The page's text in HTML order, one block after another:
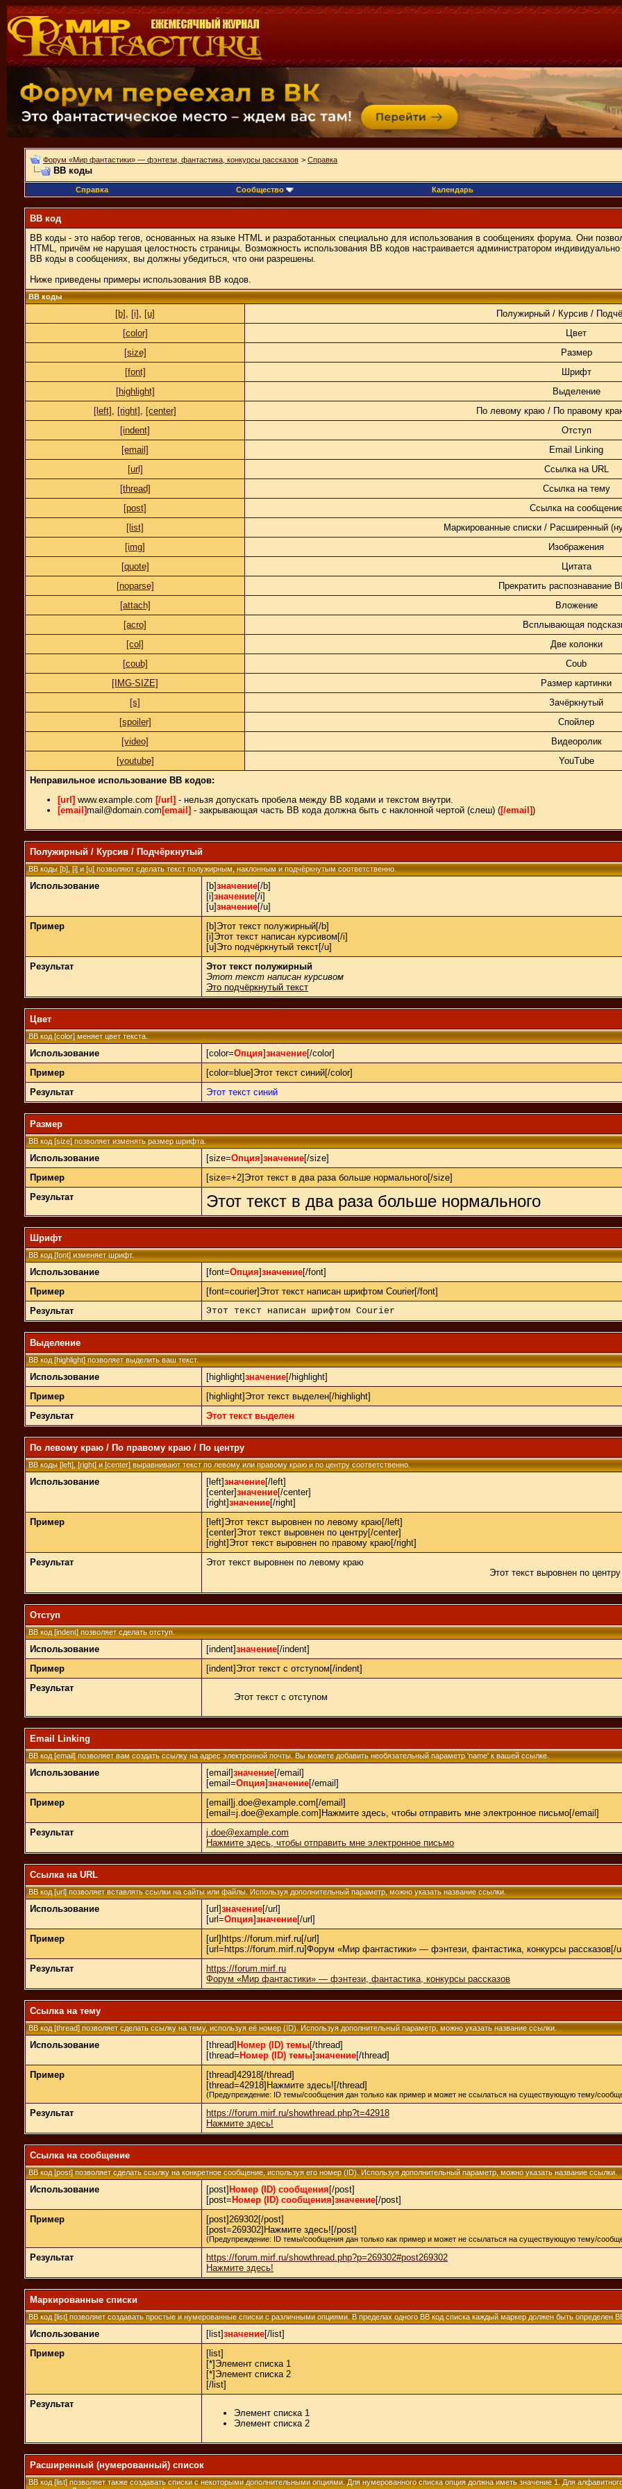
Форум «Мир фантастики» — фэнтези, фантастика, конкурсы рассказов > Справка
BB коды
Справка Сообщество Календарь
BB код
BB коды - это набор тегов, основанных на языке HTML и разработанных специально для использования в сообщениях форума. Они
HTML, причём не нарушая целостность страницы. Возможность использования BB кодов настраивается администратором
BB коды в сообщениях, вы должны убедиться, что они разрешены.
Ниже приведены примеры использования BB кодов.
BB коды
[b] [i] [u]
Полужирный / Курсив /
[color]
Цвет
[size]
Размер
[font]
Шрифт
[highlight]
Выделение
[left]
[right] [center]
По левому краю / По правому
[indent]
Отступ
[email]
Email Linking
[url]
Ссылка на URL
[thread]
Ссылка на тему
[post]
Ссылка на
[list]
Маркированные списки / Расширенный
[img]
Изображения
[quote]
Цитата
[noparse]
Прекратить распознавание
[attach]
Вложение
[acro]
Всплывающая
[col]
Две колонки
[coub]
Coub
[IMG-SIZE]
Размер картинки
[s]
Зачёркнутый
[spoiler]
Спойлер
[video]
Видеоролик
[youtube]
YouTube
Неправильное использование BB кодов:
[url] www.example.com [/url] - нельзя допускать пробела между BB кодами и текстом внутри.
[email]mail@domain.com [email] - закрывающая часть BB кода должна быть с наклонной чертой (слеш) ([/email])
Полужирный / Курсив / Подчёркнутый
BB коды [b], [i] и [u] позволяют сделать текст полужирным, наклонным и подчёркнутым соответственно.
Использование [b]значение[/b]
[i]значение[/i]
[u]значение[/u]
Пример
[b]Этот текст полужирный[/b]
[i]Этот текст написан курсивом[/i]
[u]Это подчёркнутый текст[/u]
Результат
Этот текст полужирный
Этот текст написан курсивом
Это подчёркнутый текст
Цвет
BB код [color] меняет цвет текста.
Использование [color=Опция]значение[/color]
Пример
[color=blue]Этот текст синий[/color]
Результат
Этот текст синий
Размер
BB код [size] позволяет изменять размер шрифта.
Использование [size=Опция]значение[/size]
Пример
[size=+2]Этот текст в два раза больше нормального[/size]
Результат
Этот текст в два раза больше нормального
Шрифт
BB код [font] изменяет шрифт.
Использование [font=Опция]значение[/font]
Пример
[font=courier]Этот текст написан шрифтом Courier[/font]
Результат
Этот текст написан шрифтом Courier
Выделение
BB код [highlight] позволяет выделить ваш текст.
Использование [highlight]значение[/highlight]
Пример
[highlight]Этот текст выделен[/highlight]
Результат
Этот текст выделен
По левому краю / По правому краю / По центру
BB коды [left], [right] и [center] выравнивают текст по левому или правому краю и по центру соответственно.
Использование [left]значение[/left]
[center]значение[/center]
[right]значение[/right]
Пример
[left]Этот текст выровнен по левому краю[/left]
[center]Этот текст выровнен по центру[/center]
[right]Этот текст выровнен по правому краю[/right]
Результат
Этот текст выровнен по левому краю
Этот текст выровнен по центру
Отступ
BB код [indent] позволяет сделать отступ.
Использование [indent]значение[/indent]
Пример
[indent]Этот текст с отступом[/indent]
Результат
Этот текст с отступом
Email Linking
BB код [email] позволяет вам создать ссылку на адрес электронной почты. Вы можете добавить необязательный параметр 'name' к вашей ссылке.
Использование [email]значение[/email]
[email=Опция]значение[/email]
Пример
[email]j.doe@example.com[/email]
[email=j.doe@example.com]Нажмите здесь, чтобы отправить мне электронное письмо[/email]
Результат
j.doe@example.com
Нажмите здесь, чтобы отправить мне электронное письмо
Ссылка на URL
BB код [url] позволяет вставлять ссылки на сайты или файлы. Используя дополнительный параметр, можно указать название ссылки.
Использование [url]значение[/url]
[url=Опция]значение[/url]
Пример
[url]https://forum.mirf.ru[/url]
[url=https://forum.mirf.ru]Форум «Мир фантастики» — фэнтези, фантастика, конкурсы рассказов[/
Результат
https://forum.mirf.ru
Форум «Мир фантастики» — фэнтези, фантастика, конкурсы рассказов
Ссылка на тему
BB код [thread] позволяет сделать ссылку на тему, используя её номер (ID). Используя дополнительный параметр, можно указать название ссылки.
Использование [thread]Номер (ID) темы[/thread]
[thread=Номер (ID) темы]значение[/thread]
Пример
[thread]42918[/thread]
[thread=42918]Нажмите здесь![/thread]
(Предупреждение: ID темы/сообщения дан только как пример и может не ссылаться на существующую тему/
Результат
https://forum.mirf.ru/showthread.php?t=42918
Нажмите здесь!
Ссылка на сообщение
BB код [post] позволяет сделать ссылку на конкретное сообщение, используя его номер (ID). Используя дополнительный параметр, можно указать название ссылки.
Использование [post]Номер (ID) сообщения[/post]
[post=Номер (ID) сообщения]значение[/post]
Пример
[post]269302[/post]
[post=269302]Нажмите здесь![/post]
(Предупреждение: ID темы/сообщения дан только как пример и может не ссылаться на существующую тему/
Результат
https://forum.mirf.ru/showthread.php?p=269302#post269302
Нажмите здесь!
Маркированные списки
BB код [list] позволяет создавать простые и нумерованные списки с различными опциями. В пределах одного BB код списка каждый маркер должен быть определен
Использование [list]значение[/list]
Пример
[list]
[*]Элемент списка 1
[*]Элемент списка 2
[/list]
Результат
Элемент списка 1
Элемент списка 2
Расширенный (нумерованный) список
BB код [list] позволяет также создавать списки с некоторыми дополнительными опциями. Для нумерованного списка опция должна иметь значение 1. Для